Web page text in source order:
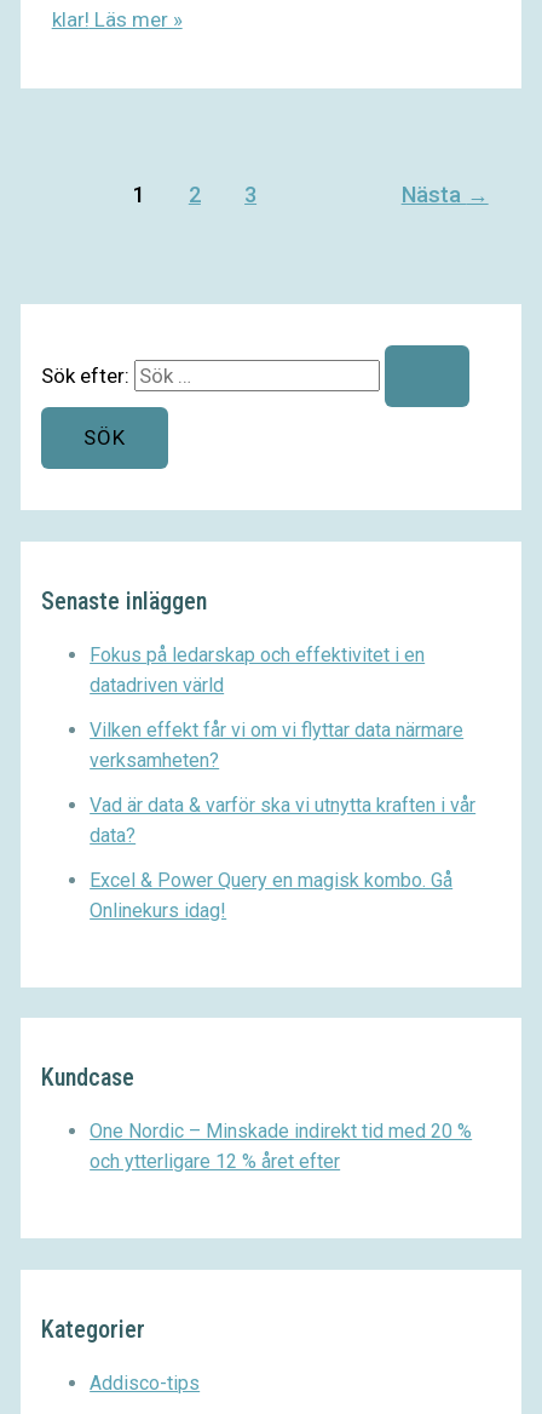
klar! Läs mer »
1 2 3 Nästa →
Sök efter:
Senaste inläggen
Fokus på ledarskap och effektivitet i en
datadriven värld
Vilken effekt får vi om vi flyttar data närmare
verksamheten?
Vad är data & varför ska vi utnytta kraften i vår
data?
Excel & Power Query en magisk kombo. Gå
Onlinekurs idag!
Kundcase
One Nordic – Minskade indirekt tid med 20 %
och ytterligare 12 % året efter
Kategorier
Addisco-tips